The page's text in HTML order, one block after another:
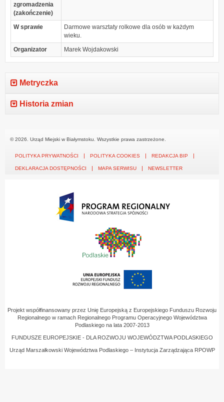
zgromadzenia
(zakończenie)
W sprawie
Darmowe warsztaty rolkowe dla osób w każdym
wieku.
Organizator
Marek Wojdakowski
Metryczka
Historia zmian
© 2026. Urząd Miejski w Białymstoku. Wszystkie prawa zastrzeżone.
POLITYKA PRYWATNOŚCI POLITYKA COOKIES REDAKCJA BIP
DEKLARACJA DOSTĘPNOŚCI MAPA SERWISU NEWSLETTER
Projekt współfinansowany przez Unię Europejską z Europejskiego Funduszu Rozwoju
Regionalnego w ramach Regionalnego Programu Operacyjnego Województwa
Podlaskiego na lata 2007-2013
FUNDUSZE EUROPEJSKIE - DLA ROZWOJU WOJEWÓDZTWA PODLASKIEGO
Urząd Marszałkowski Województwa Podlaskiego – Instytucja Zarządzająca RPOWP